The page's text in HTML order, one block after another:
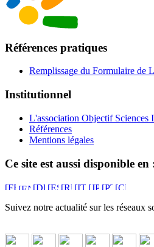
Références pratiques
Remplissage du Formulaire de
Institutionnel
L'association Objectif Sciences
Références
Mentions légales
Ce site est aussi disponible en
Suivez notre actualité sur les réseaux